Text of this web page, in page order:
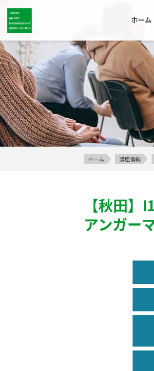
ホーム
ホーム 講座情報
【秋田】
アンガー